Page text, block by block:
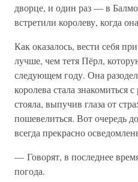
дворце, и один раз — в
встретили королеву, когда
Как оказалось, вести себя
лучше, чем тетя Пёрл,
следующем году. Она
королева стала знакомиться
стояла, выпучив глаза от
пошевелиться. Вот очередь
всегда прекрасно
— Говорят, в последнее
погода.